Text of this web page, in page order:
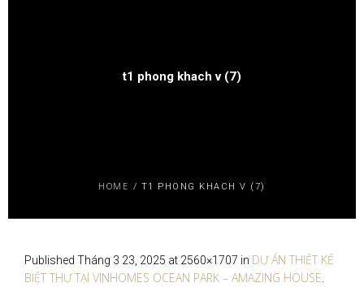
t1 phong khach v (7)
HOME / T1 PHONG KHACH V (7)
Published Tháng 3 23, 2025 at 2560×1707 in DỰ ÁN THIẾT KẾ
BIỆT THỰ TẠI VINHOMES OCEAN PARK – AMAZING HOUSE.